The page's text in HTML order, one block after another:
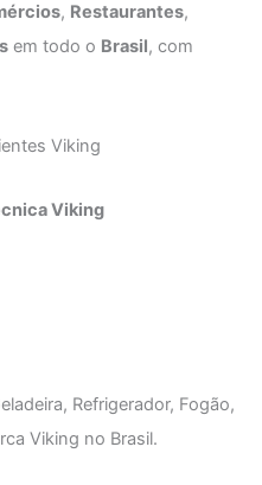
, Restaurantes,
em todo o Brasil, com
Viking
Viking
Refrigerador, Fogão,
Viking no Brasil.